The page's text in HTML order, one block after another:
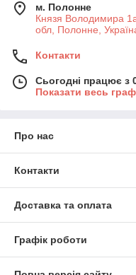
м. Полонне
Князя Володимира
обл, Полонне,
Контакти
Сьогодні працює з
Показати весь
Про нас
Контакти
Доставка та оплата
Графік роботи